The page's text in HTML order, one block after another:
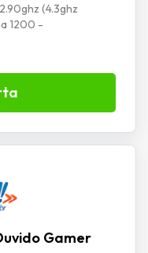
(4.3ghz
1200 -
Gamer